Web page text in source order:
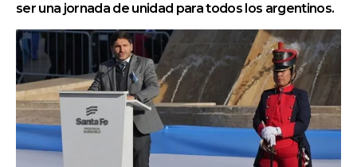
ser una jornada de unidad para todos los argentinos.